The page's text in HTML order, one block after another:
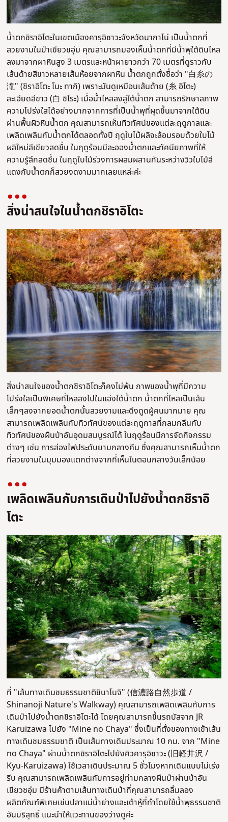
น้ำตกชิราอิโตะในเขตเมืองคารุอิซาวะจังหวัดนากาโน่ เป็นน้ำตกที่
สวยงามในป่าเขียวชอุ่ม คุณสามารถมองเห็นน้ำตกที่มีน้ำพุใต้ดินไหล
ลงมาจากผาหินสูง 3 เมตรและหน้าผายาวกว่า 70 เมตรที่ดูราวกับ
เส้นด้ายสีขาวหลายเส้นห้อยจากผาหิน น้ำตกถูกตั้งชื่อว่า "白糸の
滝" (ชิราอิโตะ โนะ ทากิ) เพราะมันดูเหมือนเส้นด้าย (糸 อิโตะ)
ละเอียดสีขาว (白 ชิโระ) เมื่อน้ำไหลลงสู่ใต้น้ำตก สามารถรักษาสภาพ
ความโปร่งใสได้อย่างมากจากการที่เป็นน้ำพุที่ผุดขึ้นมาจากใต้ดิน
ผ่านพื้นผิวหินน้ำตก คุณสามารถเห็นทิวทัศน์ของแต่ละฤดูกาลและ
เพลิดเพลินกับน้ำตกได้ตลอดทั้งปี ฤดูใบไม้ผลิจะล้อมรอบด้วยใบไม้
ผลิใหม่สีเขียวสดชื่น ในฤดูร้อนมีละอองน้ำตกและทัศนียภาพที่ให้
ความรู้สึกสดชื่น ในฤดูใบไม้ร่วงการผสมผสานกันระหว่างวิวใบไม้สี
แดงกับน้ำตกก็สวยงดงามมากเลยแหล่ะค่ะ
สิ่งน่าสนใจในน้ำตกชิราอิโตะ
สิ่งน่าสนใจของน้ำตกชิราอิโตะก็คงไม่พ้น ภาพของน้ำพุที่มีความ
โปร่งใสเป็นพิเศษที่ไหลลงไปในแอ่งใต้น้ำตก น้ำตกที่ไหลเป็นเส้น
เล็กๆลงจากยอดน้ำตกนั้นสวยงามและดึงดูดผู้คนมากมาย คุณ
สามารถเพลิดเพลินกับทิวทัศน์ของแต่ละฤดูกาลที่กลมกลืนกับ
ทิวทัศน์ของผืนป่าอันอุดมสมบูรณ์ได้ ในฤดูร้อนมีการจัดกิจกรรม
ต่างๆ เช่น การส่องไฟประดับยามกลางคืน ซึ่งคุณสามารถเห็นน้ำตก
ที่สวยงามในมุมมองแตกต่างจากที่เห็นในตอนกลางวันเล็กน้อย
เพลิดเพลินกับการเดินป่าไปยังน้ำตกชิราอิ
โตะ
ที่ "เส้นทางเดินชมธรรมชาติชินาโนจิ" (信濃路自然歩道 /
Shinanoji Nature's Walkway) คุณสามารถเพลิดเพลินกับการ
เดินป่าไปยังน้ำตกชิราอิโตะได้ โดยคุณสามารถขึ้นรถบัสจาก JR
Karuizawa ไปยัง "Mine no Chaya" ซึ่งเป็นที่ตั้งของทางเข้าเส้น
ทางเดินชมธรรมชาติ เป็นเส้นทางเดินประมาณ 10 กม. จาก "Mine
no Chaya" ผ่านน้ำตกชิราอิโตะไปยังคิวคารุอิซาวะ (旧軽井沢 /
Kyu-Karuizawa) ใช้เวลาเดินประมาณ 5 ชั่วโมงหากเดินแบบไม่เร่ง
รีบ คุณสามารถเพลิดเพลินกับการอยู่ท่ามกลางผืนป่าผ่านป่าอัน
เขียวชอุ่ม มีร้านค้าตามเส้นทางเดินป่าที่คุณสามารถลิ้มลอง
ผลิตภัณฑ์พิเศษเช่นปลาแม่น้ำย่างและเต้าหู้ที่ทำโดยใช้น้ำพุธรรมชาติ
อันบริสุทธิ์ แนะนำให้แวะทานของว่างดูค่ะ